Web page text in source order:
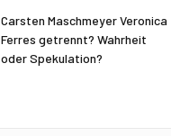
Carsten Maschmeyer Veronica
Ferres getrennt? Wahrheit
oder Spekulation?